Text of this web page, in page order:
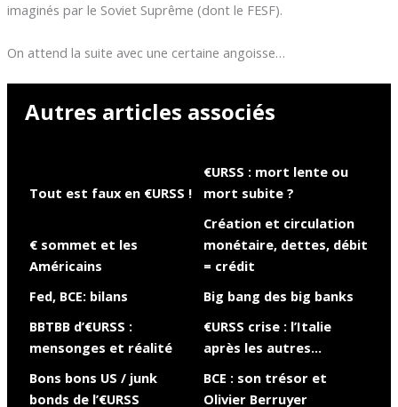
imaginés par le Soviet Suprême (dont le FESF).
On attend la suite avec une certaine angoisse…
Autres articles associés
Tout est faux en €URSS !
€URSS : mort lente ou
mort subite ?
€ sommet et les
Américains
Création et circulation
monétaire, dettes, débit
= crédit
Fed, BCE: bilans
Big bang des big banks
BBTBB d’€URSS :
mensonges et réalité
€URSS crise : l’Italie
après les autres…
Bons bons US / junk
bonds de l’€URSS
BCE : son trésor et
Olivier Berruyer